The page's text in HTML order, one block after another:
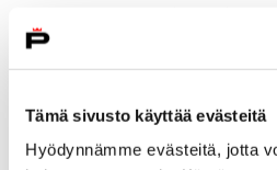
Tämä sivusto käyttää evästeitä
Hyödynnämme evästeitä, jotta
yhdessä suurten kaupunkien
heinäkuuta kello 13–14.
Perjantaina 19. heinäkuuta
pihassa keskustellaan työn